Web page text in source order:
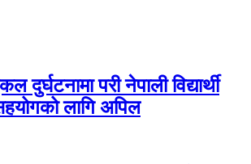
दुर्घटनामा परी नेपाली विद्यार्थी
लागि अपिल